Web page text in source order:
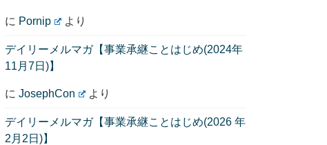
に Pornip より
デイリーメルマガ【事業承継ことはじめ(2024年
11月7日)】
に JosephCon より
デイリーメルマガ【事業承継ことはじめ(2026 年
2月2日)】